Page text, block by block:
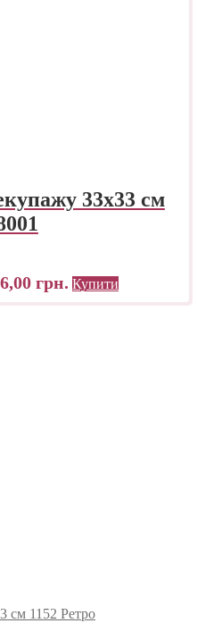
33х33 см
6,00грн. Купити
см 1152 Ретро